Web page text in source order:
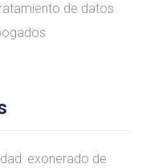
de datos
exonerado de